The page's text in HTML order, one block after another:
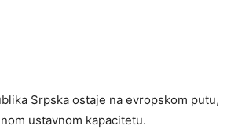
Srpska ostaje na evropskom putu,
ustavnom kapacitetu.